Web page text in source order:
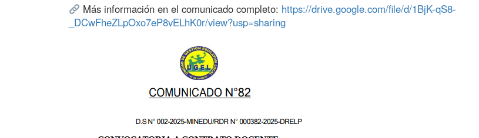
Más información en el comunicado completo: https://drive.google.com/file/d/1BjK-qS8-
_DCwFheZLpOxo7eP8vELhK0r/view?usp=sharing